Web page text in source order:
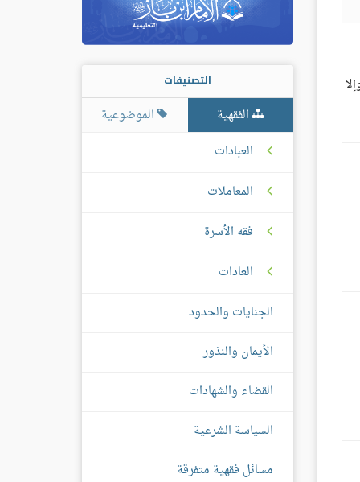
التصنيفات
الفقهية
الموضوعية
العبادات
المعاملات
فقه الأسرة
العادات
الجنايات والحدود
الأيمان والنذور
القضاء والشهادات
السياسة الشرعية
مسائل فقهية متفرقة